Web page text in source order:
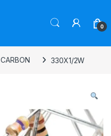
0
CARBON 330X1/2W